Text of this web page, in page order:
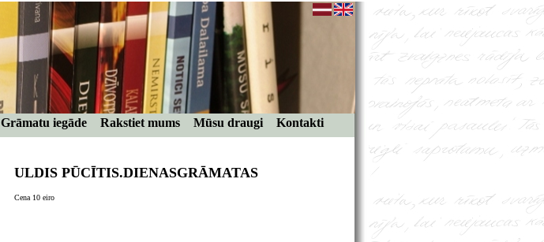
Grāmatu iegāde Rakstiet mums Mūsu draugi Kontakti
ULDIS PŪCĪTIS.DIENASGRĀMATAS
Cena 10 eiro